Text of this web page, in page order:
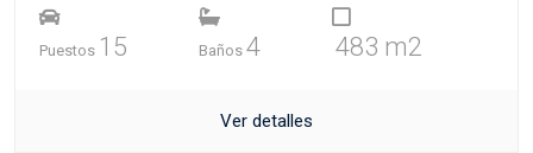
Puestos 15 Baños 4 483 m2
Ver detalles